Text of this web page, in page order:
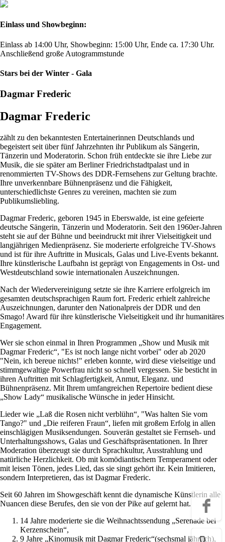
Einlass und Showbeginn:
Einlass ab 14:00 Uhr, Showbeginn: 15:00 Uhr, Ende ca. 17:30 Uhr.
Anschließend große Autogrammstunde
Stars bei der Winter - Gala
Dagmar Frederic
Dagmar Frederic
zählt zu den bekanntesten Entertainerinnen Deutschlands und
begeistert seit über fünf Jahrzehnten ihr Publikum als Sängerin,
Tänzerin und Moderatorin. Schon früh entdeckte sie ihre Liebe zur
Musik, die sie später am Berliner Friedrichstadtpalast und in
renommierten TV-Shows des DDR-Fernsehens zur Geltung brachte.
Ihre unverkennbare Bühnenpräsenz und die Fähigkeit,
unterschiedlichste Genres zu vereinen, machten sie zum
Publikumsliebling.
Dagmar Frederic, geboren 1945 in Eberswalde, ist eine gefeierte
deutsche Sängerin, Tänzerin und Moderatorin. Seit den 1960er-Jahren
steht sie auf der Bühne und beeindruckt mit ihrer Vielseitigkeit und
langjährigen Medienpräsenz. Sie moderierte erfolgreiche TV-Shows
und ist für ihre Auftritte in Musicals, Galas und Live-Events bekannt.
Ihre künstlerische Laufbahn ist geprägt von Engagements in Ost- und
Westdeutschland sowie internationalen Auszeichnungen.
Nach der Wiedervereinigung setzte sie ihre Karriere erfolgreich im
gesamten deutschsprachigen Raum fort. Frederic erhielt zahlreiche
Auszeichnungen, darunter den Nationalpreis der DDR und den
Smago! Award für ihre künstlerische Vielseitigkeit und ihr humanitäres
Engagement.
Wer sie schon einmal in Ihren Programmen „Show und Musik mit
Dagmar Frederic“, "Es ist noch lange nicht vorbei" oder ab 2020
"Nein, ich bereue nichts!" erleben konnte, wird diese vielseitige und
stimmgewaltige Powerfrau nicht so schnell vergessen. Sie besticht in
ihren Auftritten mit Schlagfertigkeit, Anmut, Eleganz. und
Bühnenpräsenz. Mit Ihrem umfangreichen Repertoire bedient diese
„Show Lady“ musikalische Wünsche in jeder Hinsicht.
Lieder wie „Laß die Rosen nicht verblühn“, "Was halten Sie vom
Tango?" und „Die reiferen Fraun“, liefen mit großem Erfolg in allen
einschlägigen Musiksendungen. Souverän gestaltet sie Fernseh- und
Unterhaltungsshows, Galas und Geschäftspräsentationen. In Ihrer
Moderation überzeugt sie durch Sprachkultur, Ausstrahlung und
natürliche Herzlichkeit. Ob mit komödiantischem Temperament oder
mit leisen Tönen, jedes Lied, das sie singt gehört ihr. Kein Imitieren,
sondern Interpretieren, das ist Dagmar Frederic.
Seit 60 Jahren im Showgeschäft kennt die dynamische Künstlerin alle
Nuancen diese Berufes, den sie von der Pike auf gelernt hat.
14 Jahre moderierte sie die Weihnachtssendung „Serenade bei
Kerzenschein“,
9 Jahre „Kinomusik mit Dagmar Frederic“(sechsmal jährlich),